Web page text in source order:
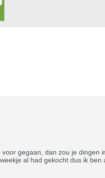
gegaan, dan zou je
al had gekocht dus ik ben